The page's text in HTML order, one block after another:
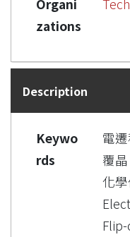
Organi
zations
Description
Keywo
rds
電
覆晶
化